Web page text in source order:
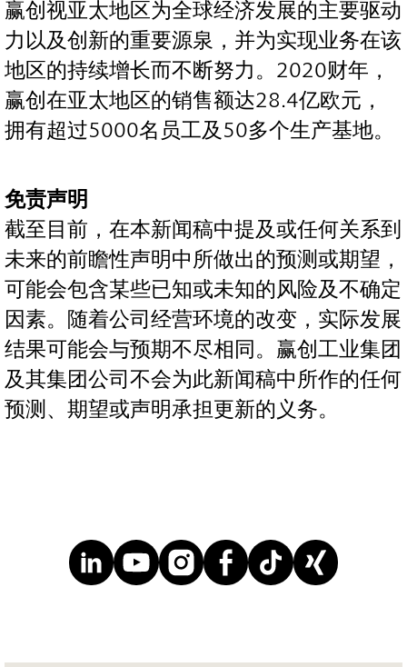
赢创视亚太地区为全球经济发展的主要驱动
力以及创新的重要源泉，并为实现业务在该
地区的持续增长而不断努力。2020财年，
赢创在亚太地区的销售额达28.4亿欧元，
拥有超过5000名员工及50多个生产基地。
免责声明
截至目前，在本新闻稿中提及或任何关系到
未来的前瞻性声明中所做出的预测或期望，
可能会包含某些已知或未知的风险及不确定
因素。随着公司经营环境的改变，实际发展
结果可能会与预期不尽相同。赢创工业集团
及其集团公司不会为此新闻稿中所作的任何
预测、期望或声明承担更新的义务。